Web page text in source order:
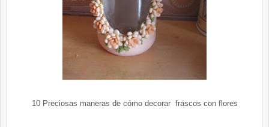
10 Preciosas maneras de cómo decorar frascos con flores